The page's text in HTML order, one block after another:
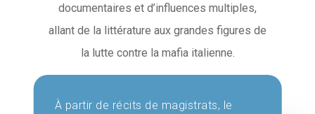
documentaires et d’influences multiples,
allant de la littérature aux grandes figures de
la lutte contre la mafia italienne.
À partir de récits de magistrats, le